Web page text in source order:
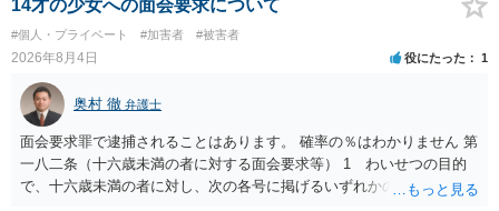
せんので、その情報自体が、秘密情報に当たるとは思えませんし、名
誉棄損として、個人や会社に対する誹謗中傷の不特定多数への公開に
当たるとも思われません。 もちろん、誰がその内容をｃｈａｔｇｐｔ
に入力したかも第三者にしられることはないので、個人や会社の特定
をせずに書き込んだことで（おそらく特定して書き込んだとして
も）、相談者さんが刑事民事の責任に問われることはないでしょう。
私見ながらご参考まで。
14才の少女への面会要求について
#個人・プライベート #加害者 #被害者
2026年8月4日 役にたった 1
奥村 徹 弁護士
面会要求罪で逮捕されることはあります。 確率の％はわかりません 第
一八二条（十六歳未満の者に対する面会要求等） 1 わいせつの目的
で、十六歳未満の者に対し、次の各号に掲げるいずれかの行為をした